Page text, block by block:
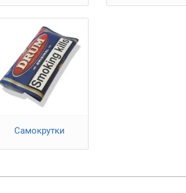
Самокрутки